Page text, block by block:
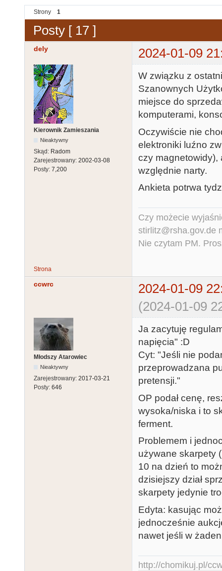
Strony 1
Posty [ 17 ]
dely 2024-01-09
Kierownik Zamieszania
Nieaktywny
Skąd: Radom
Zarejestrowany: 2002-03-08
Posty: 7,200
W związku z
Szanownych
miejsce do
komputerami,
Oczywiście nie
elektroniki luźno
czy magnetowidy),
względnie narty.
Ankieta potrwa
Czy możecie
stirlitz@rsha.gov.de
Nie czytam PM.
Strona
ccwrc
2024-01-09
(2024-01-09
Młodszy Atarowiec
Nieaktywny
Zarejestrowany: 2017-03-21
Posty: 646
Ja zacytuję
napięcia" :D
Cyt: "Jeśli nie
przeprowadzana
pretensji."
OP podał cenę,
wysoka/niska i to
ferment.
Problemem i
używane skarpety
10 na dzień to
dzisiejszy dział
skarpety jedynie
Edyta: kasując
jednocześnie
nawet jeśli w
http://chomikuj.pl/